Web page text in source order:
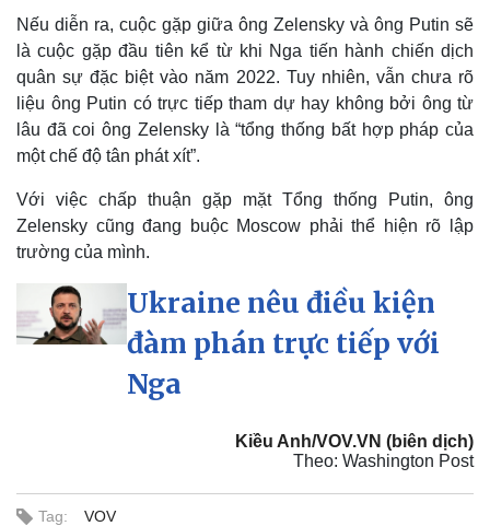
Nếu diễn ra, cuộc gặp giữa ông Zelensky và ông Putin sẽ
là cuộc gặp đầu tiên kể từ khi Nga tiến hành chiến dịch
quân sự đặc biệt vào năm 2022. Tuy nhiên, vẫn chưa rõ
liệu ông Putin có trực tiếp tham dự hay không bởi ông từ
lâu đã coi ông Zelensky là “tổng thống bất hợp pháp của
một chế độ tân phát xít”.
Với việc chấp thuận gặp mặt Tổng thống Putin, ông
Zelensky cũng đang buộc Moscow phải thể hiện rõ lập
trường của mình.
Ukraine nêu điều kiện
đàm phán trực tiếp với
Nga
Kiều Anh/VOV.VN (biên dịch)
Theo: Washington Post
Tag: VOV